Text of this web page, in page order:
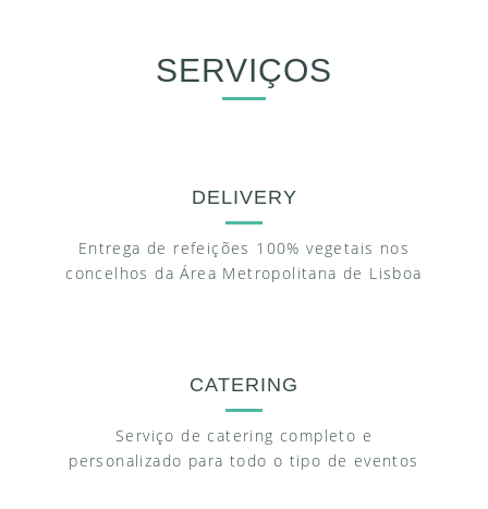
SERVIÇOS
DELIVERY
Entrega de refeições 100% vegetais nos
concelhos da Área Metropolitana de Lisboa
CATERING
Serviço de catering completo e
personalizado para todo o tipo de eventos